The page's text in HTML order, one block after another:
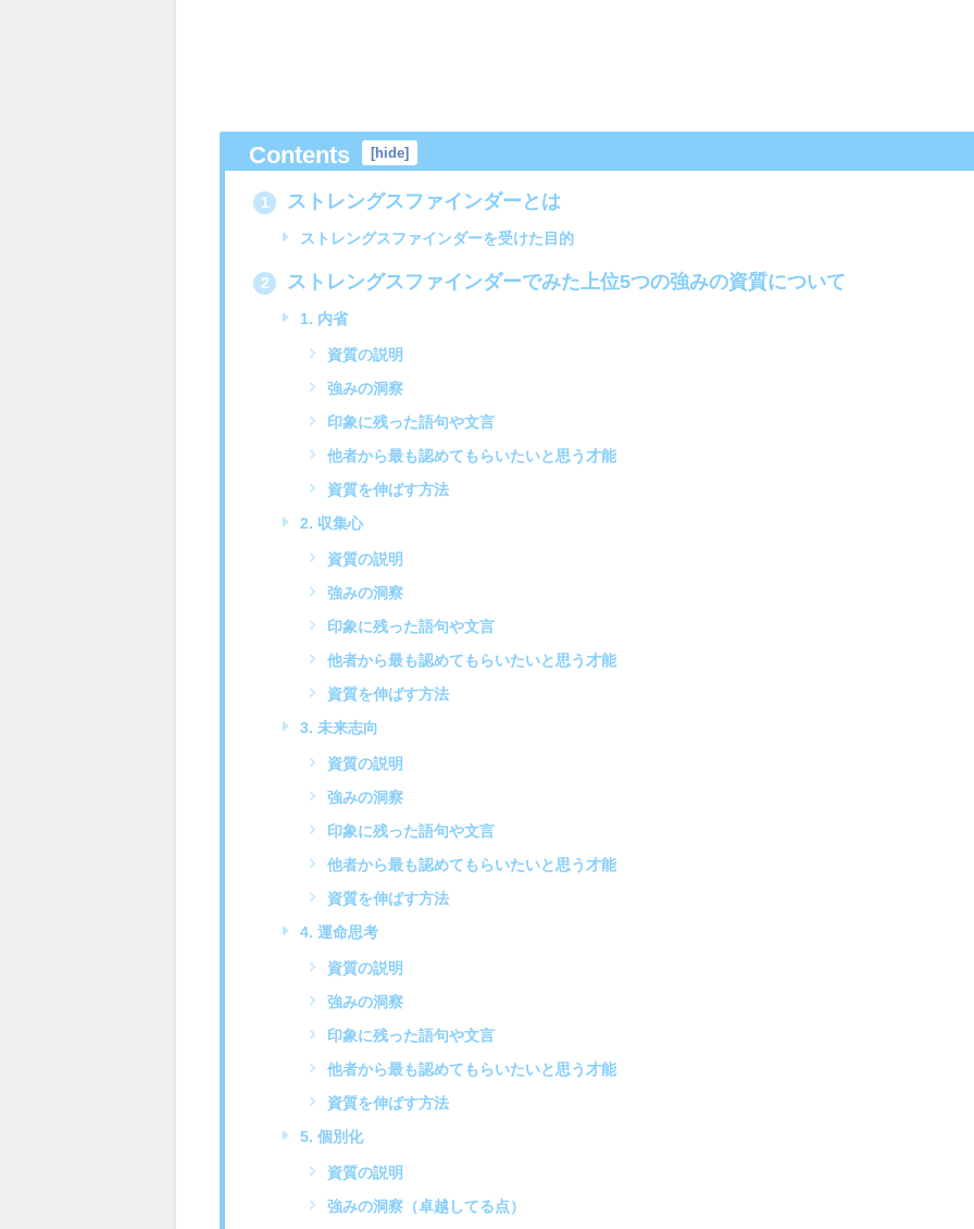
Contents [hide]
1 ストレングスファインダーとは
ストレングスファインダーを受けた目的
2 ストレングスファインダーでみた上位5つの強みの資質について
1. 内省
資質の説明
強みの洞察
印象に残った語句や文言
他者から最も認めてもらいたいと思う才能
資質を伸ばす方法
2. 収集心
資質の説明
強みの洞察
印象に残った語句や文言
他者から最も認めてもらいたいと思う才能
資質を伸ばす方法
3. 未来志向
資質の説明
強みの洞察
印象に残った語句や文言
他者から最も認めてもらいたいと思う才能
資質を伸ばす方法
4. 運命思考
資質の説明
強みの洞察
印象に残った語句や文言
他者から最も認めてもらいたいと思う才能
資質を伸ばす方法
5. 個別化
資質の説明
強みの洞察（卓越してる点）